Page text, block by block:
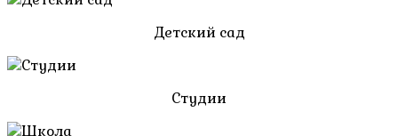
Детский сад
Студии